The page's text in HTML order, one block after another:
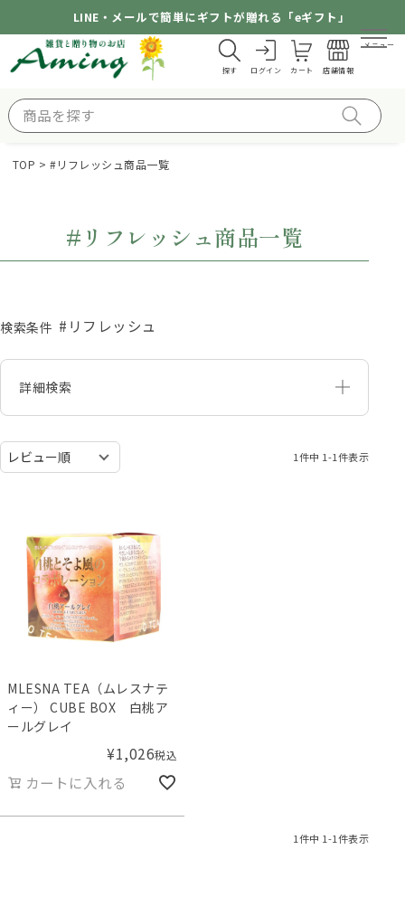
LINE・メールで簡単にギフトが贈れる「eギフト」
探す ログイン カート 店舗情報
メニュー
TOP #リフレッシュ商品一覧
#リフレッシュ商品一覧
検索条件 #リフレッシュ
詳細検索
1件中 1-1件表示
MLESNA TEA（ムレスナテ
ィー） CUBE BOX 白桃ア
ールグレイ
¥1,026税込
カートに入れる
1件中 1-1件表示